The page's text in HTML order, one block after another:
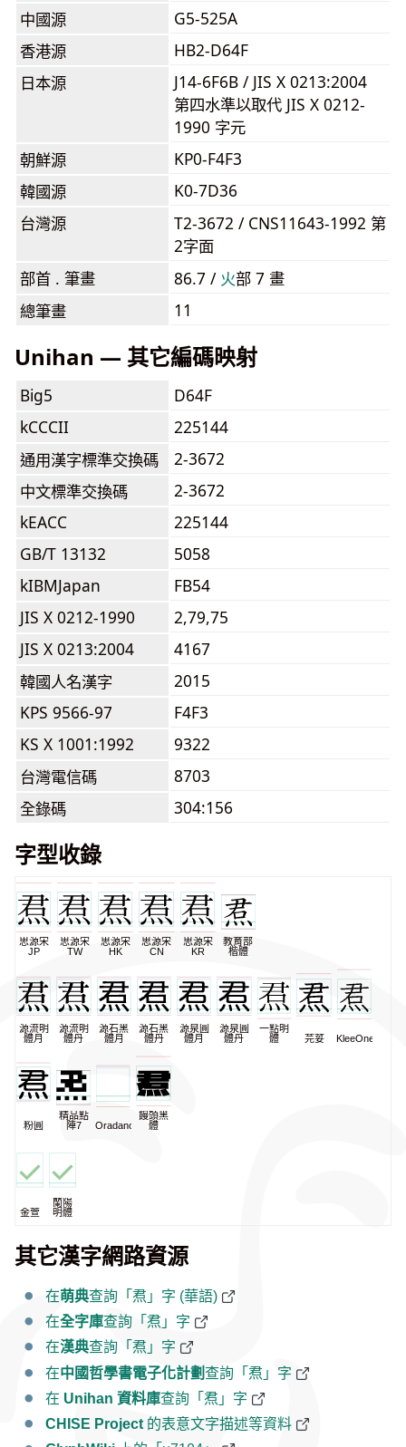
中國源
G5-525A
香港源
HB2-D64F
日本源
J14-6F6B / JIS X 0213:2004
第四水準以取代 JIS X 0212-
1990 字元
朝鮮源
KP0-F4F3
韓國源
K0-7D36
台灣源
T2-3672 / CNS11643-1992 第
2字面
部首 . 筆畫
86.7 / ⽕部 7 畫
總筆畫
11
Unihan — 其它編碼映射
Big5
D64F
kCCCII
225144
通用漢字標準交換碼
2-3672
中文標準交換碼
2-3672
kEACC
225144
GB/T 13132
5058
kIBMJapan
FB54
JIS X 0212-1990
2,79,75
JIS X 0213:2004
4167
韓國人名漢字
2015
KPS 9566-97
F4F3
KS X 1001:1992
9322
台灣電信碼
8703
全錄碼
304:156
字型收錄
思源宋
JP
思源宋
TW
思源宋
HK
思源宋
CN
思源宋
KR
教育部
楷體
源流明
體月
源流明
體丹
源石黑
體月
源石黑
體丹
源泉圓
體月
源泉圓
體丹
一點明
體
芫荽 KleeOne
粉圓
精品點
陣7
Oradano
饅頭黑
體
金萱
蘭陽
明體
其它漢字網路資源
在萌典查詢「焄」字 (華語)
在全字庫查詢「焄」字
在漢典查詢「焄」字
在中國哲學書電子化計劃查詢「焄」字
在 Unihan 資料庫查詢「焄」字
CHISE Project 的表意文字描述等資料